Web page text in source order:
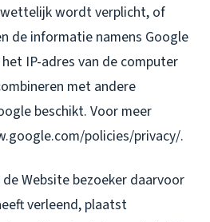
wordt verplicht, of
de informatie namens Google
IP-adres van de computer
met andere
beschikt. Voor meer
policies/privacy/.
Website bezoeker daarvoor
verleend, plaatst